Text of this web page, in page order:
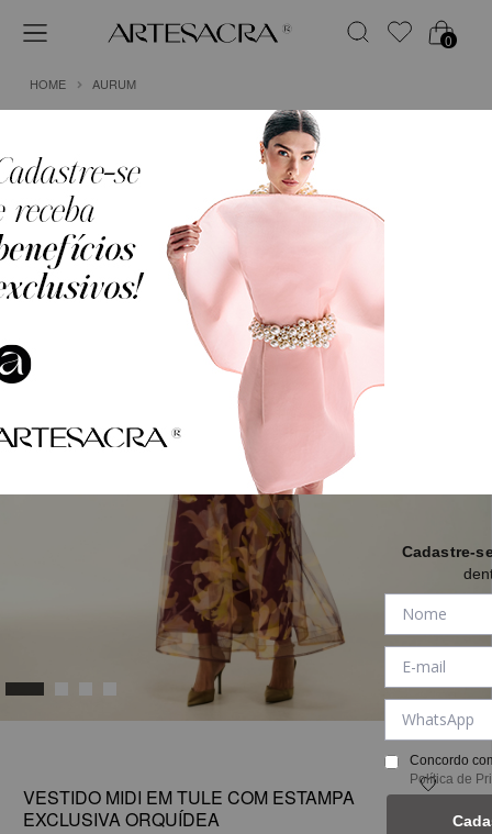
0
HOME AURUM
1
VESTIDO MIDI EM TULE COM ESTAMPA
EXCLUSIVA ORQUÍDEA
Cadastre-
Concordo
Política de